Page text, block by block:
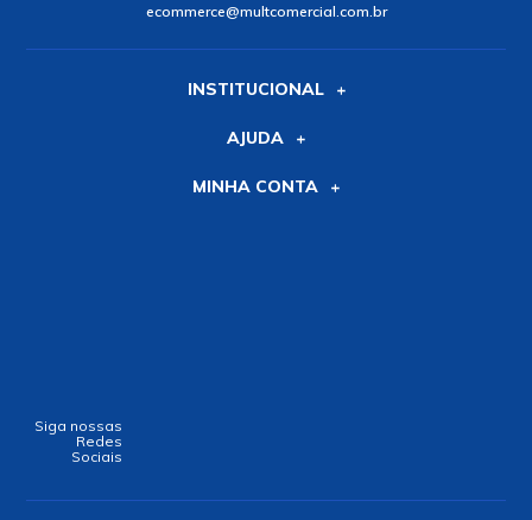
ecommerce@multcomercial.com.br
INSTITUCIONAL
AJUDA
MINHA CONTA
Siga nossas
Redes
Sociais